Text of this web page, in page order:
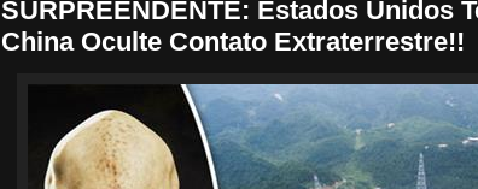
SURPREENDENTE: Estados Unidos
China Oculte Contato Extraterrestre!!